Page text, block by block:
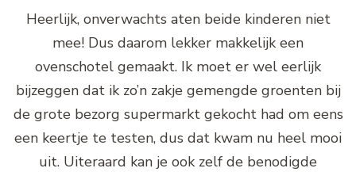
Heerlijk, onverwachts aten beide kinderen niet
mee! Dus daarom lekker makkelijk een
ovenschotel gemaakt. Ik moet er wel eerlijk
bijzeggen dat ik zo’n zakje gemengde groenten bij
de grote bezorg supermarkt gekocht had om eens
een keertje te testen, dus dat kwam nu heel mooi
uit. Uiteraard kan je ook zelf de benodigde